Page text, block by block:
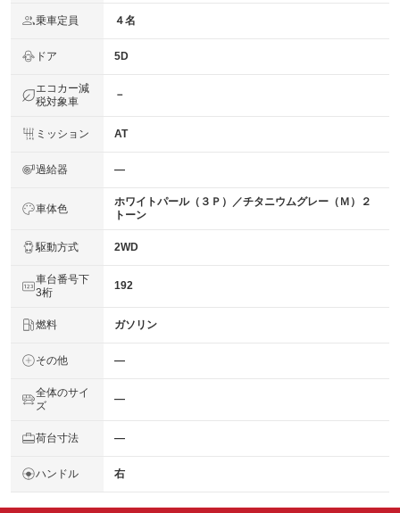
乗車定員 ４名
ドア 5D
エコカー減
税対象車
－
ミッション AT
過給器 ―
車体色
ホワイトパール（３Ｐ）／チタニウムグレー（Ｍ）２
トーン
駆動方式 2WD
車台番号下
3桁
192
燃料 ガソリン
その他 ―
全体のサイ
ズ
―
荷台寸法 ―
ハンドル 右